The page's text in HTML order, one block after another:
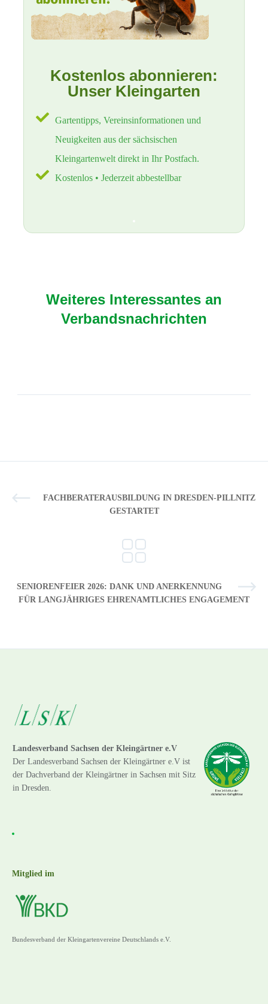
Kostenlos abonnieren:
Unser Kleingarten
Gartentipps, Vereinsinformationen und
Neuigkeiten aus der sächsischen
Kleingartenwelt direkt in Ihr Postfach.
Kostenlos • Jederzeit abbestellbar
Weiteres Interessantes an
Verbandsnachrichten
FACHBERATERAUSBILDUNG IN DRESDEN-PILLNITZ
GESTARTET
SENIORENFEIER 2026: DANK UND ANERKENNUNG
FÜR LANGJÄHRIGES EHRENAMTLICHES ENGAGEMENT
Landesverband Sachsen der Kleingärtner e.V
Der Landesverband Sachsen der Kleingärtner e.V ist
der Dachverband der Kleingärtner in Sachsen mit Sitz
in Dresden.
Mitglied im
Bundesverband der Kleingartenvereine Deutschlands e.V.